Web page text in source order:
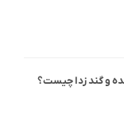
و گند زدا چیست؟